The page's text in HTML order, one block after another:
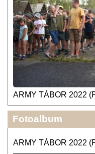
ARMY TÁBOR 2022
Fotoalbum
ARMY TÁBOR 2022